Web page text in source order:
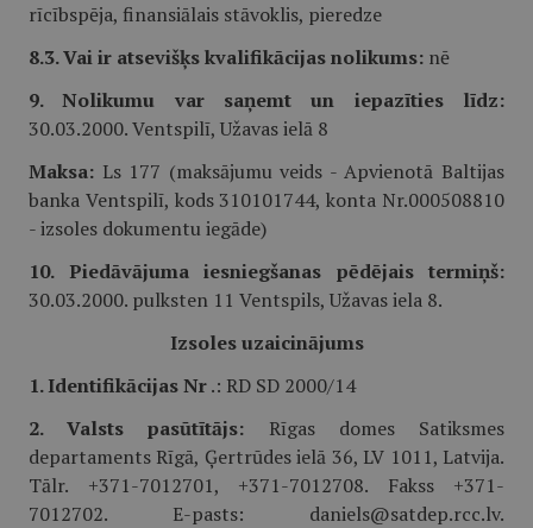
rīcībspēja, finansiālais stāvoklis, pieredze
8.3. Vai ir atsevišķs kvalifikācijas nolikums: nē
9. Nolikumu var saņemt un iepazīties līdz:
30.03.2000. Ventspilī, Užavas ielā 8
Maksa: Ls 177 (maksājumu veids - Apvienotā Baltijas
banka Ventspilī, kods 310101744, konta Nr.000508810
- izsoles dokumentu iegāde)
10. Piedāvājuma iesniegšanas pēdējais termiņš:
30.03.2000. pulksten 11 Ventspils, Užavas iela 8.
Izsoles uzaicinājums
1. Identifikācijas Nr.: RD SD 2000/14
2. Valsts pasūtītājs: Rīgas domes Satiksmes
departaments Rīgā, Ģertrūdes ielā 36, LV 1011, Latvija.
Tālr. +371-7012701, +371-7012708. Fakss +371-
7012702. E-pasts: daniels@satdep.rcc.lv.